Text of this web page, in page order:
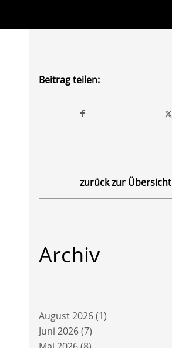
Beitrag teilen:
zurück zur Übersicht
Archiv
August 2026(1)
Juni 2026(7)